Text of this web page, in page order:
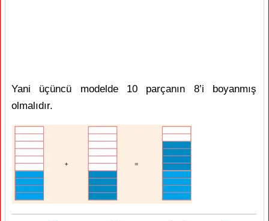
Yani üçüncü modelde 10 parçanın 8’i boyanmış
olmalıdır.